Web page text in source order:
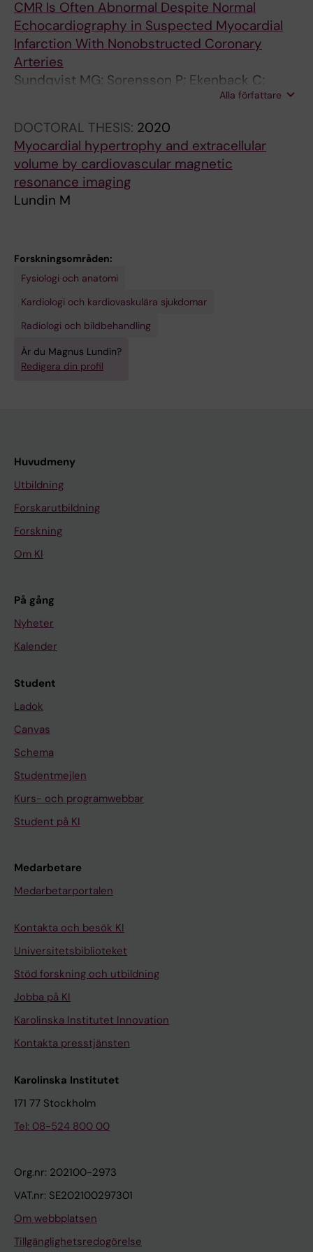
CMR Is Often Abnormal Despite Normal
Echocardiography in Suspected Myocardial
Infarction With Nonobstructed Coronary
Arteries
Sundqvist MG; Sorensson P; Ekenback C;
Lundin M; Agewall S; Brolin EB; Cederlund K;
Henareh L; Hofman-Bang C; Lynga P; Maret E;
Sarkar N; Spaak J; Winnberg O; Caidahl K;
Ugander M; Tornvall P
Alla författare
DOCTORAL THESIS: 2020
Myocardial hypertrophy and extracellular
volume by cardiovascular magnetic
resonance imaging
Lundin M
Forskningsområden:
Fysiologi och anatomi
Kardiologi och kardiovaskulära sjukdomar
Radiologi och bildbehandling
Är du Magnus Lundin?
Redigera din profil
Huvudmeny
Utbildning
Forskarutbildning
Forskning
Om KI
På gång
Nyheter
Kalender
Student
Ladok
Canvas
Schema
Studentmejlen
Kurs- och programwebbar
Student på KI
Medarbetare
Medarbetarportalen
Kontakta och besök KI
Universitetsbiblioteket
Stöd forskning och utbildning
Jobba på KI
Karolinska Institutet Innovation
Kontakta presstjänsten
Karolinska Institutet
171 77 Stockholm
Tel: 08-524 800 00
Org.nr: 202100-2973
VAT.nr: SE202100297301
Om webbplatsen
Tillgänglighetsredogörelse